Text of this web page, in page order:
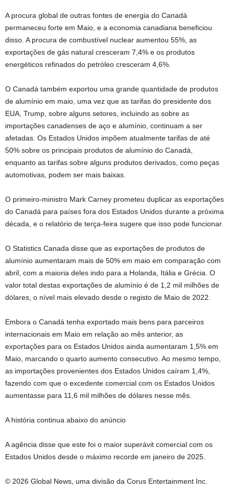
A procura global de outras fontes de energia do Canadá
permaneceu forte em Maio, e a economia canadiana beneficiou
disso. A procura de combustível nuclear aumentou 55%, as
exportações de gás natural cresceram 7,4% e os produtos
energéticos refinados do petróleo cresceram 4,6%.
O Canadá também exportou uma grande quantidade de produtos
de alumínio em maio, uma vez que as tarifas do presidente dos
EUA, Trump, sobre alguns setores, incluindo as sobre as
importações canadenses de aço e alumínio, continuam a ser
afetadas. Os Estados Unidos impõem atualmente tarifas de até
50% sobre os principais produtos de alumínio do Canadá,
enquanto as tarifas sobre alguns produtos derivados, como peças
automotivas, podem ser mais baixas.
O primeiro-ministro Mark Carney prometeu duplicar as exportações
do Canadá para países fora dos Estados Unidos durante a próxima
década, e o relatório de terça-feira sugere que isso pode funcionar.
O Statistics Canada disse que as exportações de produtos de
alumínio aumentaram mais de 50% em maio em comparação com
abril, com a maioria deles indo para a Holanda, Itália e Grécia. O
valor total destas exportações de alumínio é de 1,2 mil milhões de
dólares, o nível mais elevado desde o registo de Maio de 2022.
Embora o Canadá tenha exportado mais bens para parceiros
internacionais em Maio em relação ao mês anterior, as
exportações para os Estados Unidos ainda aumentaram 1,5% em
Maio, marcando o quarto aumento consecutivo. Ao mesmo tempo,
as importações provenientes dos Estados Unidos caíram 1,4%,
fazendo com que o excedente comercial com os Estados Unidos
aumentasse para 11,6 mil milhões de dólares nesse mês.
A história continua abaixo do anúncio
A agência disse que este foi o maior superávit comercial com os
Estados Unidos desde o máximo recorde em janeiro de 2025.
© 2026 Global News, uma divisão da Corus Entertainment Inc.